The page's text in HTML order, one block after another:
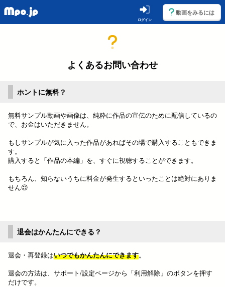
ログイン
動画をみるには
よくあるお問い合わせ
ホントに無料？
無料サンプル動画や画像は、純粋に作品の宣伝のために配信しているの
で、お金はいただきません。
もしサンプルが気に入った作品があればその場で購入することもできま
す。
購入すると「作品の本編」を、すぐに視聴することができます。
もちろん、知らないうちに料金が発生するといったことは絶対にありま
せん😉
退会はかんたんにできる？
退会・再登録はいつでもかんたんにできます。
退会の方法は、サポート/設定ページから「利用解除」のボタンを押す
だけです。